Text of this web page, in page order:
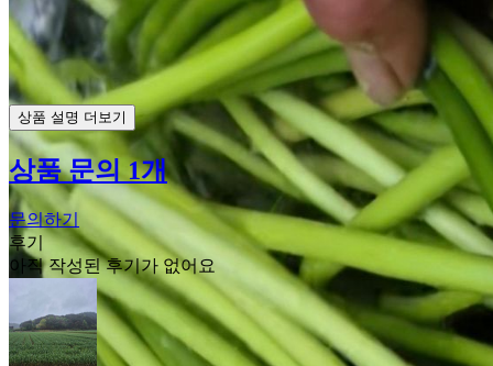
상품 설명 더보기
상품 문의 1개
문의하기
후기
아직 작성된 후기가 없어요